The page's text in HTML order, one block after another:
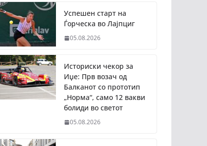
Успешен старт на
Ѓорческа во Лајпциг
05.08.2026
Историски чекор за
Иџе: Прв возач од
Балканот со прототип
„Норма“, само 12 вакви
болиди во светот
05.08.2026